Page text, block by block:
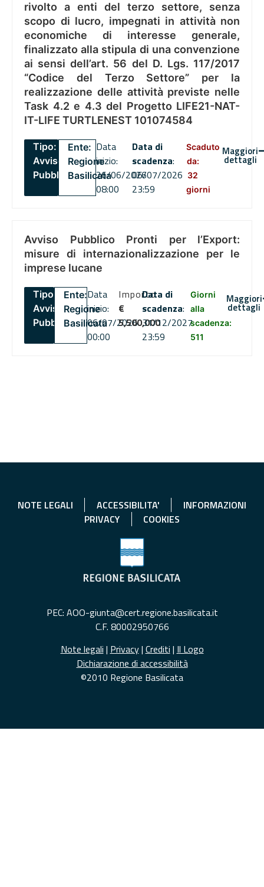
rivolto a enti del terzo settore, senza
scopo di lucro, impegnati in attività non
economiche di interesse generale,
finalizzato alla stipula di una convenzione
ai sensi dell’art. 56 del D. Lgs. 117/2017
“Codice del Terzo Settore” per la
realizzazione delle attività previste nelle
Task 4.2 e 4.3 del Progetto LIFE21-NAT-
IT-LIFE TURTLENEST 101074584
Tipo:
Avviso
Pubblico
Ente:
Regione
Basilicata
Data
inizio:
26/06/2026
08:00
Data di
scadenza:
06/07/2026
23:59
Scaduto
da:
32
giorni
Maggiori
dettagli
Avviso Pubblico Pronti per l’Export:
misure di internazionalizzazione per le
imprese lucane
Tipo:
Avviso
Pubblico
Ente:
Regione
Basilicata
Data
inizio:
06/07/2026
00:00
Importo
€
5,500,000
Data di
scadenza:
31/12/2027
23:59
Giorni
alla
scadenza:
511
Maggiori
dettagli
NOTE LEGALI ACCESSIBILITA'
INFORMAZIONI
PRIVACY
COOKIES
PEC: AOO-giunta@cert.regione.basilicata.it
C.F. 80002950766
Note legali | Privacy| Crediti | Il Logo
Dichiarazione di accessibilità
©2010 Regione Basilicata